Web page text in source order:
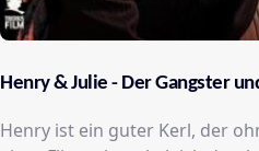
Henry & Julie - Der Gangster
Henry ist ein guter Kerl, der